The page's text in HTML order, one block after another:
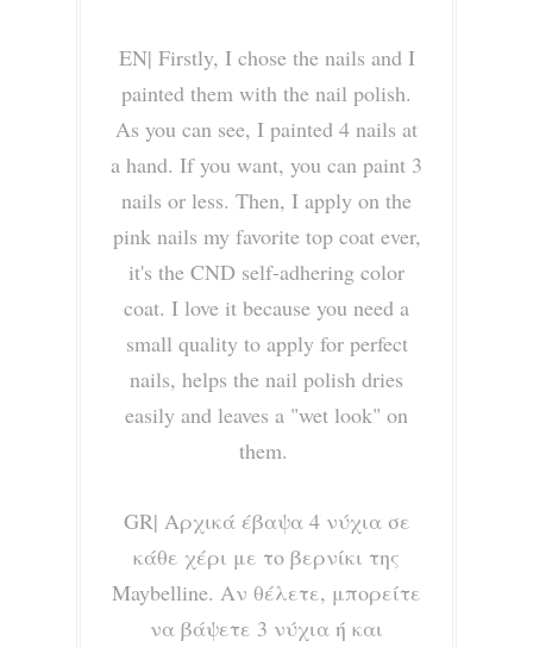
EN| Firstly, I chose the nails and I
painted them with the nail polish.
As you can see, I painted 4 nails at
a hand. If you want, you can paint 3
nails or less. Then, I apply on the
pink nails my favorite top coat ever,
it's the CND self-adhering color
coat. I love it because you need a
small quality to apply for perfect
nails, helps the nail polish dries
easily and leaves a "wet look" on
them.
GR| Αρχικά έβαψα 4 νύχια σε
κάθε χέρι με το βερνίκι της
Maybelline. Αν θέλετε, μπορείτε
να βάψετε 3 νύχια ή και